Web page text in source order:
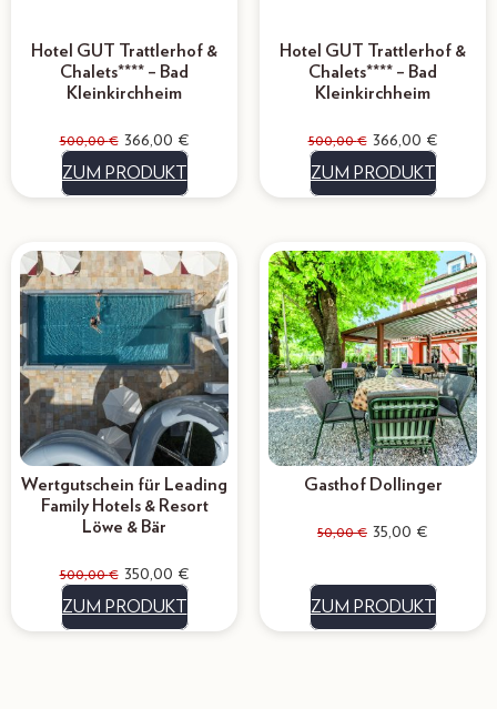
Hotel GUT Trattlerhof &
Chalets**** – Bad
Kleinkirchheim
500,00€ 366,00 €
ZUM PRODUKT
Hotel GUT Trattlerhof &
Chalets**** – Bad
Kleinkirchheim
500,00€ 366,00 €
ZUM PRODUKT
Wertgutschein für Leading
Family Hotels & Resort
Löwe & Bär
500,00€ 350,00 €
ZUM PRODUKT
Gasthof Dollinger
50,00€ 35,00 €
ZUM PRODUKT